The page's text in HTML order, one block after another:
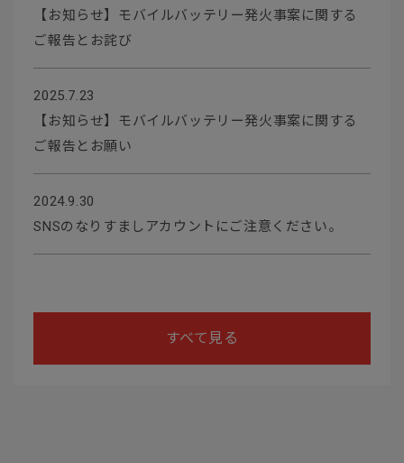
【お知らせ】モバイルバッテリー発火事案に関する
ご報告とお詫び
2025.7.23
【お知らせ】モバイルバッテリー発火事案に関する
ご報告とお願い
2024.9.30
SNSのなりすましアカウントにご注意ください。
すべて見る